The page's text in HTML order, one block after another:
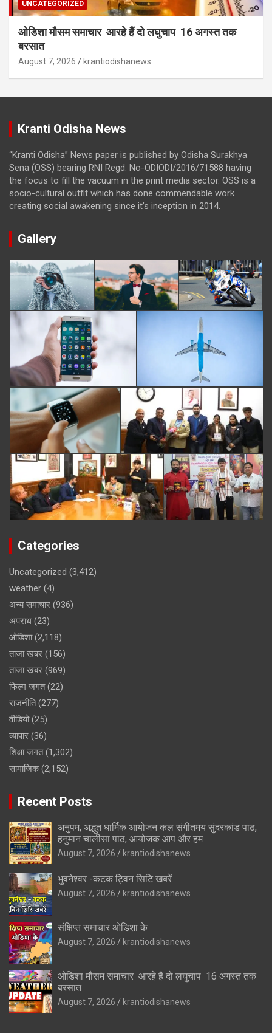
UNCATEGORIZED
ओडिशा मौसम समाचार आरहे हैं दो लघुचाप 16 अगस्त तक
बरसात
August 7, 2026 krantiodishanews
Kranti Odisha News
“Kranti Odisha” News paper is published by Odisha Surakhya
Sena (OSS) bearing RNI Regd. No-ODIODI/2016/71588 having
the focus to fill the vacuum in the print media sector. OSS is a
socio-cultural outfit which has done commendable work
creating social awakening since it’s inception in 2014.
Gallery
Categories
Uncategorized (3,412)
weather (4)
अन्य समाचार (936)
अपराध (23)
ओडिशा(2,118)
ताजा खबर (156)
ताजा खबर (969)
फिल्म जगत(22)
राजनीति(277)
वीडियो(25)
व्यापार (36)
शिक्षा जगत(1,302)
सामाजिक(2,152)
Recent Posts
अनुपम, अद्भुत धार्मिक आयोजन कल संगीतमय सुंदरकांड पाठ,
हनुमान चालीसा पाठ, आयोजक आप और हम
August 7, 2026 krantiodishanews
भुवनेश्वर -कटक ट्विन सिटि खबरें
August 7, 2026 krantiodishanews
संक्षिप्त समाचार ओडिशा के
August 7, 2026 krantiodishanews
ओडिशा मौसम समाचार आरहे हैं दो लघुचाप 16 अगस्त तक
बरसात
August 7, 2026 krantiodishanews